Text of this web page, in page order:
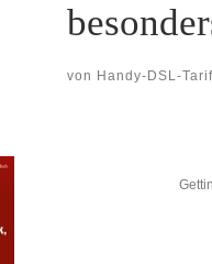
von Handy-DSL-